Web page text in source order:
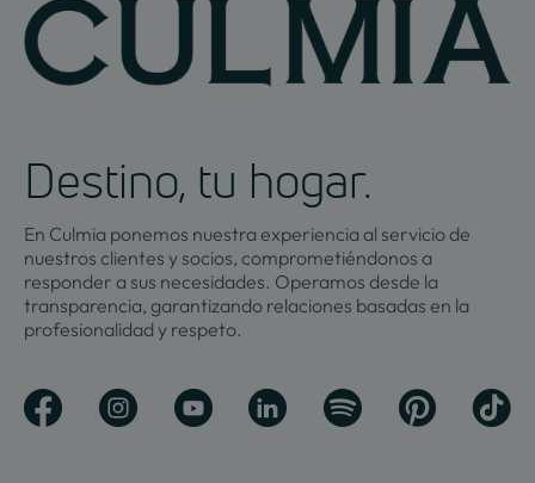
Destino, tu hogar.
En Culmia ponemos nuestra experiencia al servicio de
nuestros clientes y socios, comprometiéndonos a
responder a sus necesidades. Operamos desde la
transparencia, garantizando relaciones basadas en la
profesionalidad y respeto.